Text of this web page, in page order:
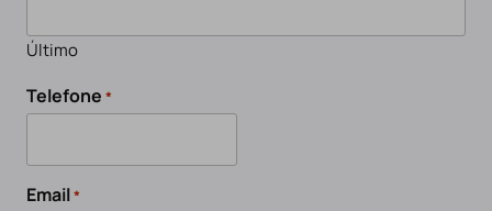
Último
Telefone *
Email*